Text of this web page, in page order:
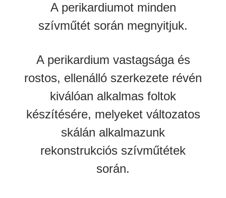
A perikardiumot minden
szívműtét során megnyitjuk.
A perikardium vastagsága és
rostos, ellenálló szerkezete révén
kiválóan alkalmas foltok
készítésére, melyeket változatos
skálán alkalmazunk
rekonstrukciós szívműtétek
során.